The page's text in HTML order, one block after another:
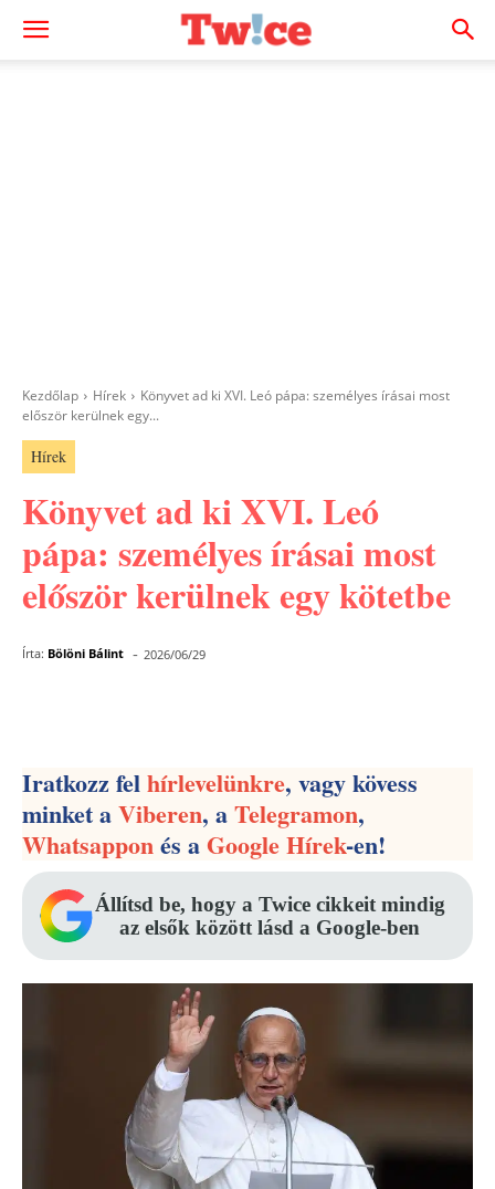
Kezdőlap Hírek
Könyvet ad ki XVI. Leó pápa: személyes írásai most
először kerülnek egy...
Hírek
Könyvet ad ki XVI. Leó
pápa: személyes írásai most
először kerülnek egy kötetbe
Írta: Bölöni Bálint - 2026/06/29
Iratkozz felhírlevelünkre, vagy kövess
minket aViberen, aTelegramon,
Whatsapponés aGoogle Hírek-en!
Állítsd be, hogy a Twice cikkeit mindig
az elsők között lásd a Google-ben